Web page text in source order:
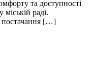
та доступності
раді.
постачання […]